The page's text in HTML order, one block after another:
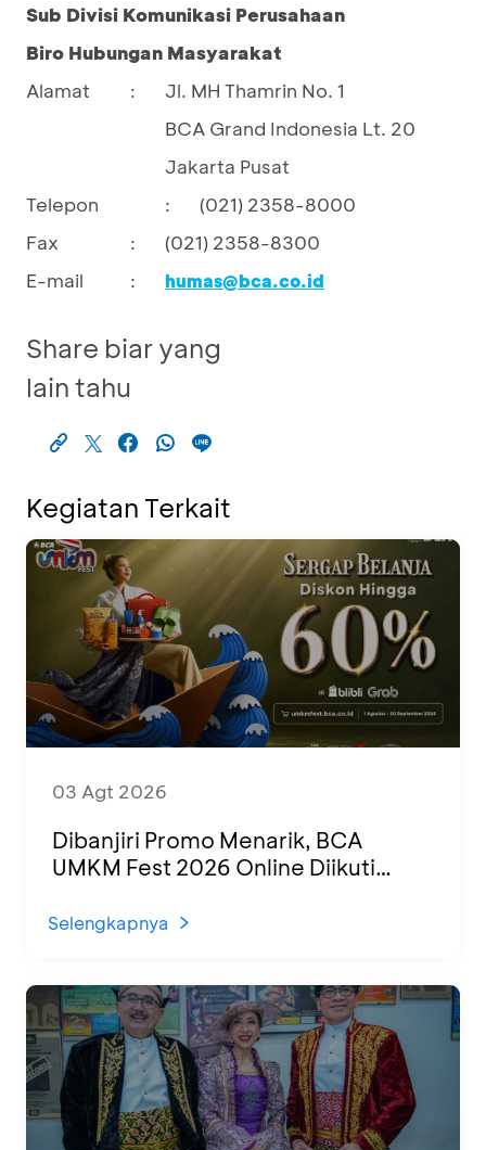
Sub Divisi Komunikasi Perusahaan
Biro Hubungan Masyarakat
Alamat
:
Jl. MH Thamrin No. 1
BCA Grand Indonesia Lt. 20
Jakarta Pusat
Telepon
:
(021) 2358-8000
Fax
:
(021) 2358-8300
E-mail
: humas@bca.co.id
Share biar yang
lain tahu
Kegiatan Terkait
03 Agt 2026
Dibanjiri Promo Menarik, BCA
UMKM Fest 2026 Online Diikuti
Selengkapnya